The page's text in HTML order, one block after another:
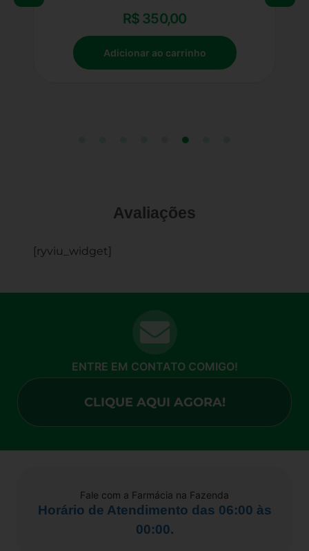
Avaliações
[ryviu_widget]
ENTRE EM CONTATO COMIGO!
CLIQUE AQUI AGORA!
Fale com a Farmácia na Fazenda
Horário de Atendimento das 06:00 às
00:00.